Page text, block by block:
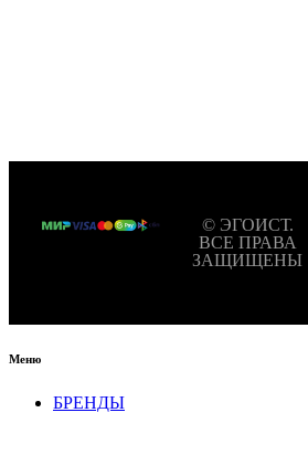
© ЭГОИСТ.
ВСЕ ПРАВА
ЗАЩИЩЕНЫ
Меню
БРЕНДЫ